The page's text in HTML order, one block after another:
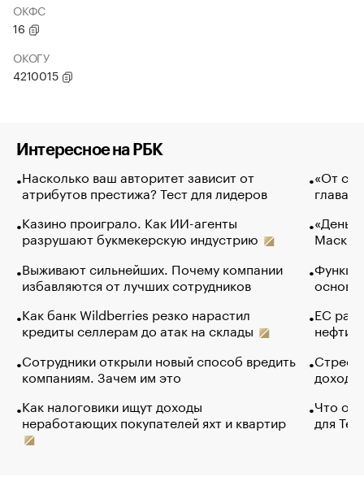
ОКФС
16
ОКОГУ
4210015
Интересное на РБК
Насколько ваш авторитет зависит от
атрибутов престижа? Тест для лидеров
Казино проиграло. Как ИИ-агенты
разрушают букмекерскую индустрию
Выживают сильнейших. Почему компании
избавляются от лучших сотрудников
Как банк Wildberries резко нарастил
кредиты селлерам до атак на склады
Сотрудники открыли новый способ вредить
компаниям. Зачем им это
Как налоговики ищут доходы
неработающих покупателей яхт и квартир
«От
глава
Маск в
основ
ЕС
нефти
Что
для